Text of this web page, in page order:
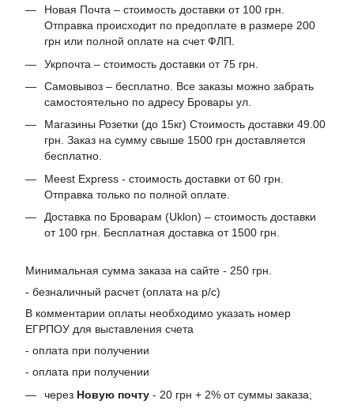
Новая Почта – стоимость доставки от 100 грн.
Отправка происходит по предоплате в размере 200
грн или полной оплате на счет ФЛП.
Укрпочта – стоимость доставки от 75 грн.
Самовывоз – бесплатно. Все заказы можно забрать
самостоятельно по адресу Бровары ул.
Магазины Розетки (до 15кг) Стоимость доставки 49.00
грн. Заказ на сумму свыше 1500 грн доставляется
бесплатно.
Meest Express - стоимость доставки от 60 грн.
Отправка только по полной оплате.
Доставка по Броварам (Uklon) – стоимость доставки
от 100 грн. Бесплатная доставка от 1500 грн.
Минимальная сумма заказа на сайте - 250 грн.
- безналичный расчет (оплата на р/с)
В комментарии оплаты необходимо указать номер
ЕГРПОУ для выставления счета
- оплата при получении
- оплата при получении
через Новую почту - 20 грн + 2% от суммы заказа;